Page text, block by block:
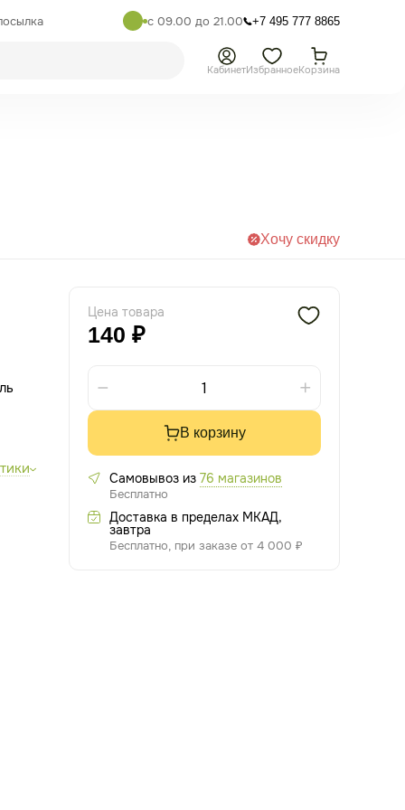
с 09.00 до 21.00 +7 495 777 8865
КабинетИзбранноеКорзина
Хочу скидку
Цена товара
140 ₽
В корзину
Самовывоз из 76 магазинов
Бесплатно
Доставка в пределах МКАД,
завтра
Бесплатно, при заказе от 4 000 ₽